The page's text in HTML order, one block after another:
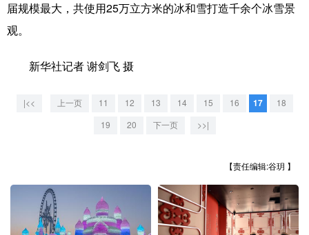
地方频道
辽宁 吉林
安徽 福建 江西
河南 湖北
四川 贵州 云南 西藏
陕西 甘肃 青海 宁夏
届规模最大，共使用25万立方米的冰和雪打造千余个冰雪景
观。
新华社记者 谢剑飞 摄
|<< 上一页 11 12 13 14 15 16 17 18
19 20 下一页 >>|
【责任编辑:谷玥 】